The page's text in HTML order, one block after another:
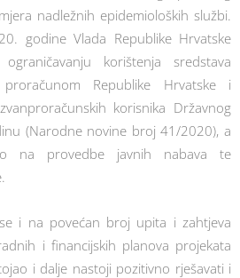
nadležnih epidemioloških službi.
godine Vlada Republike Hrvatske
korištenja sredstava
Republike Hrvatske i
korisnika Državnog
(Narodne novine broj 41/2020), a
na provedbe javnih nabava te
i na povećan broj upita i zahtjeva
i financijskih planova projekata
i dalje nastoji pozitivno rješavati i